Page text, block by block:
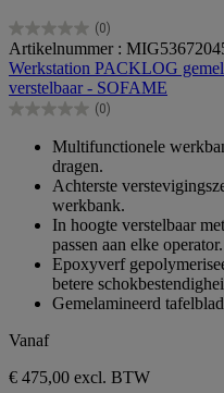
(0)
0.0
van
de
5
sterren.
Artikelnummer :
Werkstation PACKLOG
verstelbaar - SOFAME
(0)
0.0
sterren.
Multifunctionele
dragen.
Achterste
werkbank.
In hoogte verstelbaar
passen aan elke operator.
Epoxyverf
betere
Gemelamineerd
Vanaf
€ 475,00 excl. BTW